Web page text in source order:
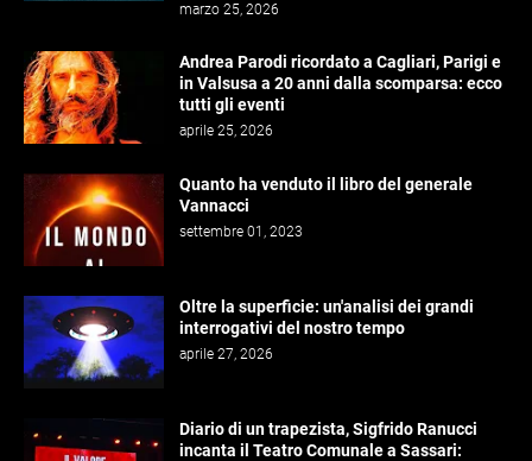
marzo 25, 2026
Andrea Parodi ricordato a Cagliari, Parigi e
in Valsusa a 20 anni dalla scomparsa: ecco
tutti gli eventi
aprile 25, 2026
Quanto ha venduto il libro del generale
Vannacci
settembre 01, 2023
Oltre la superficie: un'analisi dei grandi
interrogativi del nostro tempo
aprile 27, 2026
Diario di un trapezista, Sigfrido Ranucci
incanta il Teatro Comunale a Sassari: